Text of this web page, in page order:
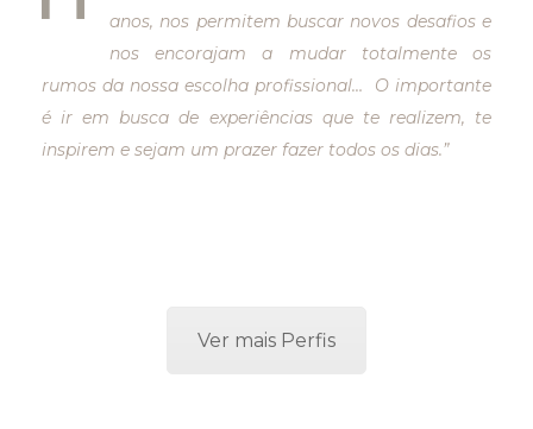
anos, nos permitem buscar novos desafios e
nos encorajam a mudar totalmente os
rumos da nossa escolha profissional…
O importante
é ir em busca de experiências que te realizem, te
inspirem e sejam um prazer fazer todos os dias.”
Ver mais Perfis